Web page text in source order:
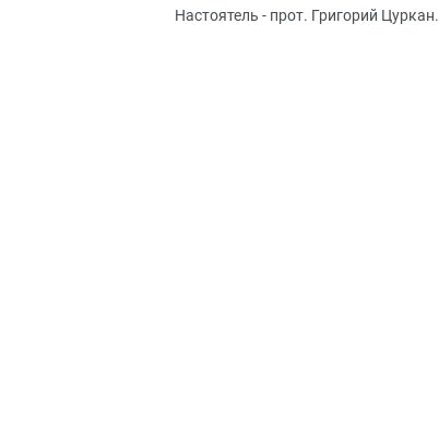
Настоятель - прот. Григорий Цуркан.